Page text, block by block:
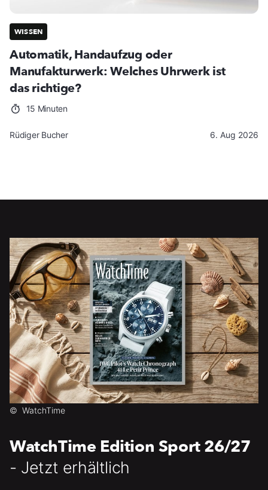
WISSEN
Automatik, Handaufzug oder
Manufakturwerk: Welches Uhrwerk ist
das richtige?
15 Minuten
Rüdiger Bucher 6. Aug 2026
© WatchTime
WatchTime Edition Sport 26/27
- Jetzt erhältlich